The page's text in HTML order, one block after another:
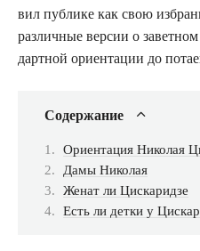
вил пуб­ли­ке как свою
раз­лич­ные вер­сии о
дарт­ной ори­ен­та­ции до
Содер­жа­ние
Ори­ен­та­ция Нико­лая
Дамы Нико­лая
Женат ли Цискаридзе
Есть ли дет­ки у